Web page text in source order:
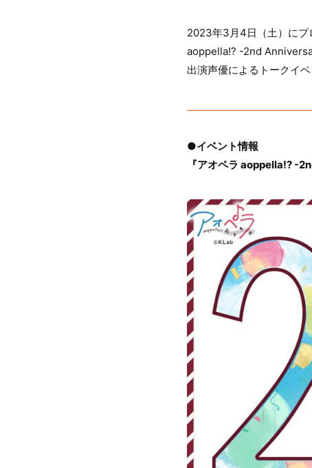
2023年3月4日（土）にプ
aoppella!? -2nd
出演声優によるトークイ
●イベント情報
『アオペラ aoppella!? -